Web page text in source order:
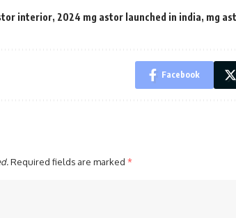
interior, 2024 mg astor launched in india, mg
Facebook
Required fields are marked *